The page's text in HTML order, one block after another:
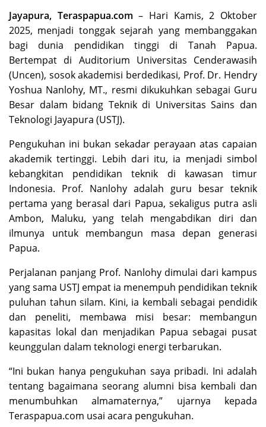
Jayapura, Teraspapua.com – Hari Kamis, 2 Oktober
2025, menjadi tonggak sejarah yang membanggakan
bagi dunia pendidikan tinggi di Tanah Papua.
Bertempat di Auditorium Universitas Cenderawasih
(Uncen), sosok akademisi berdedikasi, Prof. Dr. Hendry
Yoshua Nanlohy, MT., resmi dikukuhkan sebagai Guru
Besar dalam bidang Teknik di Universitas Sains dan
Teknologi Jayapura (USTJ).
Pengukuhan ini bukan sekadar perayaan atas capaian
akademik tertinggi. Lebih dari itu, ia menjadi simbol
kebangkitan pendidikan teknik di kawasan timur
Indonesia. Prof. Nanlohy adalah guru besar teknik
pertama yang berasal dari Papua, sekaligus putra asli
Ambon, Maluku, yang telah mengabdikan diri dan
ilmunya untuk membangun masa depan generasi
Papua.
Perjalanan panjang Prof. Nanlohy dimulai dari kampus
yang sama USTJ empat ia menempuh pendidikan teknik
puluhan tahun silam. Kini, ia kembali sebagai pendidik
dan peneliti, membawa misi besar: membangun
kapasitas lokal dan menjadikan Papua sebagai pusat
keunggulan dalam teknologi energi terbarukan.
“Ini bukan hanya pengukuhan saya pribadi. Ini adalah
tentang bagaimana seorang alumni bisa kembali dan
menumbuhkan almamaternya,” ujarnya kepada
Teraspapua.com usai acara pengukuhan.